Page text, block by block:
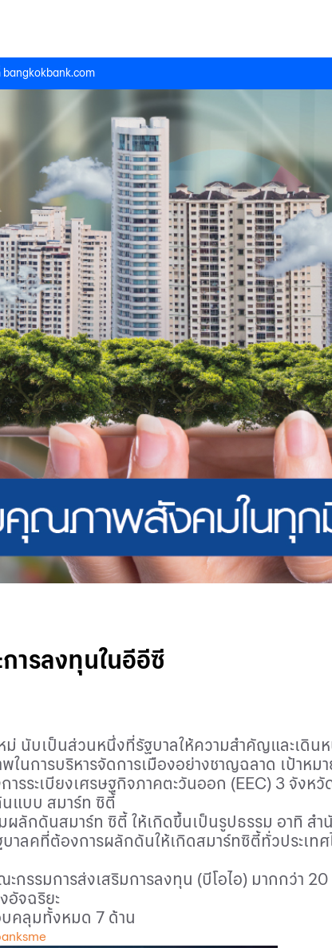
bangkokbank.com
ารลงทุนในอีอีซี
ม่ นับเป็นส่วนหนึ่งที่รัฐบาลให้ความสำคัญและเดิน
นการบริหารจัดการเมืองอย่างชาญฉลาด เป้าห
รระเบียงเศรษฐกิจภาคตะวันออก (EEC) 3 จังหวั
แบบ สมาร์ท ซิตี้
ลักดันสมาร์ท ซิตี้ ให้เกิดขึ้นเป็นรูปธรรม อาทิ สำ
าลคที่ต้องการผลักดันให้เกิดสมาร์ทซิตี้ทั่วประเท
รรมการส่งเสริมการลงทุน (บีโอไอ) มากกว่า
อัจฉริยะ
คลุมทั้งหมด 7 ด้าน